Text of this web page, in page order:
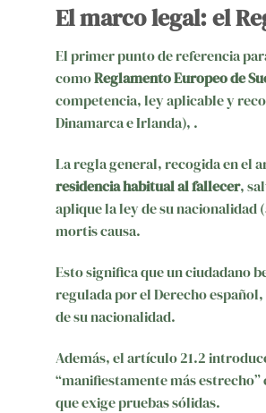
El marco legal: el
El primer punto de referencia
comoReglamento Europeo de
competencia, ley aplicable y
Dinamarca e Irlanda), .
La regla general, recogida en el
residencia habitual al fallecer,
aplique la ley de su
mortis causa.
Esto significa que un ciudadano
regulada por el Derecho
de su nacionalidad.
Además, el artículo 21.2
“manifiestamente más
que exige pruebas sólidas.